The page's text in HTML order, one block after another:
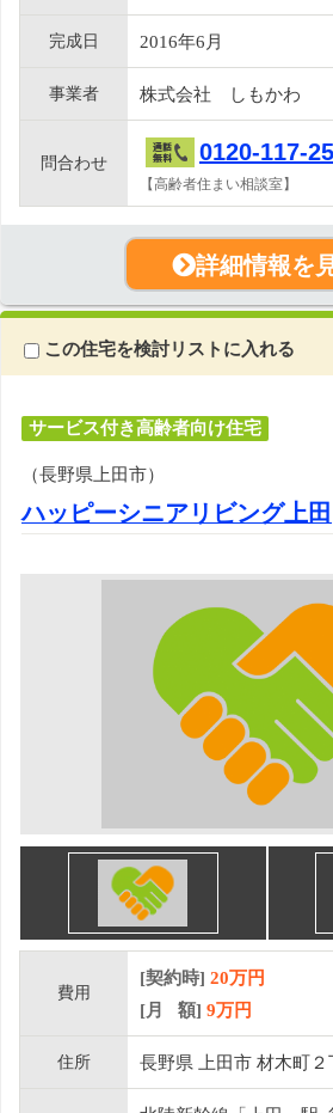
完成日 2016年6月
事業者 株式会社 しもかわ
問合わせ 0120-117-
【高齢者住まい相談室】
詳細情報を
この住宅を検討リストに入れる
サービス付き高齢者向け住宅
（長野県上田市）
ハッピーシニアリビング上田
費用
[契約時] 20万円
[月 額] 9万円
住所 長野県 上田市 材木町